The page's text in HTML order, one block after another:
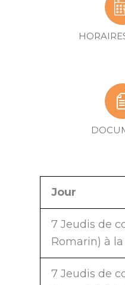
Jour
7 Jeudis de
Romarin) à
7 Jeudis de